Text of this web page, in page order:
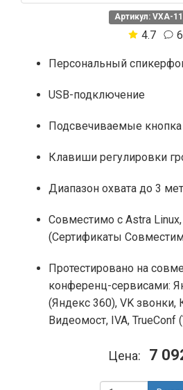
Артикул: VXA-
4.7 6
Персональный
USB-подключение
Подсвечиваемые кнопка
Клавиши регулировки
Диапазон охвата до 3
Совместимо с Astra
(Сертификаты
Протестировано на
конференц-сервисами:
(Яндекс 360), VK звонки,
Видеомост, IVA, TrueConf
Цена: 7